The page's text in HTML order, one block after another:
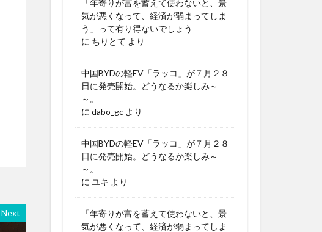
Next
「年寄りが富を蓄えて使わないと、景
気が悪くなって、経済が弱まってしま
う」って有り得ないでしょう
に ちりとて より
中国BYDの軽EV「ラッコ」が７月２８
日に発売開始。どうなるか楽しみ～
～。
に dabo_gc より
中国BYDの軽EV「ラッコ」が７月２８
日に発売開始。どうなるか楽しみ～
～。
に ユキ より
「年寄りが富を蓄えて使わないと、景
気が悪くなって、経済が弱まってしま